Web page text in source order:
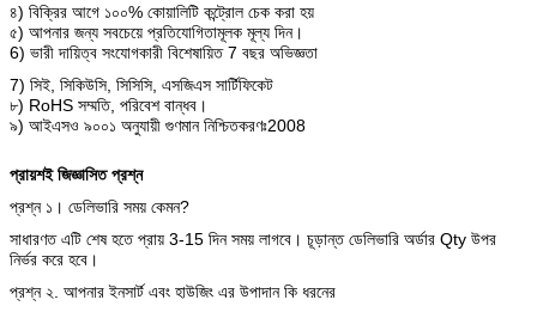
৪) বিক্রির আগে ১০০% কোয়ালিটি কন্ট্রোল চেক করা হয়
৫) আপনার জন্য সবচেয়ে প্রতিযোগিতামূলক মূল্য দিন।
6) ভারী দায়িত্ব সংযোগকারী বিশেষায়িত 7 বছর অভিজ্ঞতা
7) সিই, সিকিউসি, সিসিসি, এসজিএস সার্টিফিকেট
৮) RoHS সম্মতি, পরিবেশ বান্ধব।
৯) আইএসও ৯০০১ অনুযায়ী গুণমান নিশ্চিতকরণঃ2008
প্রায়শই জিজ্ঞাসিত প্রশ্ন
প্রশ্ন ১। ডেলিভারি সময় কেমন?
সাধারণত এটি শেষ হতে প্রায় 3-15 দিন সময় লাগবে। চূড়ান্ত ডেলিভারি অর্ডার Qty উপর
নির্ভর করে হবে।
প্রশ্ন ২. আপনার ইনসার্ট এবং হাউজিং এর উপাদান কি ধরনের